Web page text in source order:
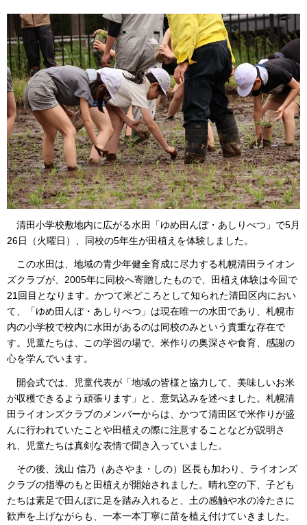
清田小学校敷地内に広がる水田「ゆめ田んぼ・あしりべつ」で5月
26日（火曜日）、同校の5年生が田植えを体験しました。
この水田は、地域の青少年健全育成に尽力する札幌清田ライオン
ズクラブが、2005年に同校へ寄贈したもので、田植え体験は今回で
21回目となります。かつて米どころとして知られた清田区内におい
て、「ゆめ田んぼ・あしりべつ」は現在唯一の水田であり、札幌市
内の小学校で校内に水田があるのは同校のみという貴重な存在で
す。児童たちは、この学習の場で、米作りの奥深さや食育、感謝の
心を学んでいます。
開会式では、児童代表が「地域の皆様と協力して、美味しいお米
が収穫できるよう頑張ります」と、意気込みを述べました。札幌清
田ライオンズクラブのメンバーからは、かつて清田区で米作りが盛
んに行われていたことや田植えの際に注意することなどが説明さ
れ、児童たちは真剣な表情で聞き入っていました。
その後、浅山 信乃（あさやま・しの）区長も加わり、ライオンズ
クラブの指導のもと田植えが開始されました。晴れ空の下、子ども
たちは素足で田んぼに足を踏み入れると、土の感触や水の冷たさに
歓声を上げながらも、一本一本丁寧に苗を植え付けていきました。